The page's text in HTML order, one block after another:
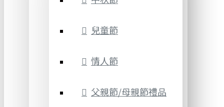
兒童節
情人節
父親節/母親節禮品